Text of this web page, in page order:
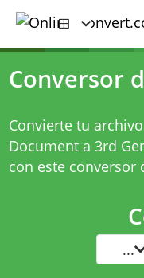
Conversor
Convierte tu
Document a 3rd
con este conversor
...